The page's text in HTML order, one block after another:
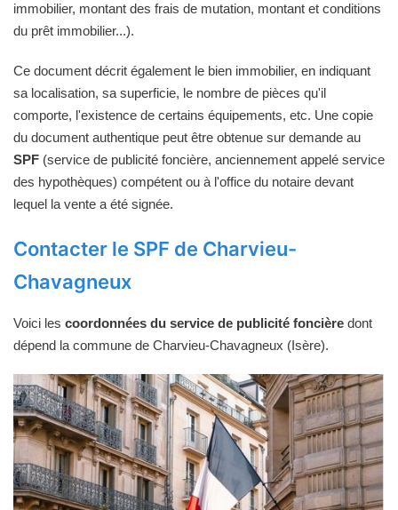
immobilier, montant des frais de mutation, montant et conditions
du prêt immobilier...).
Ce document décrit également le bien immobilier, en indiquant
sa localisation, sa superficie, le nombre de pièces qu'il
comporte, l'existence de certains équipements, etc. Une copie
du document authentique peut être obtenue sur demande au
SPF (service de publicité foncière, anciennement appelé service
des hypothèques) compétent ou à l'office du notaire devant
lequel la vente a été signée.
Contacter le SPF de Charvieu-
Chavagneux
Voici les coordonnées du service de publicité foncière dont
dépend la commune de Charvieu-Chavagneux (Isère).